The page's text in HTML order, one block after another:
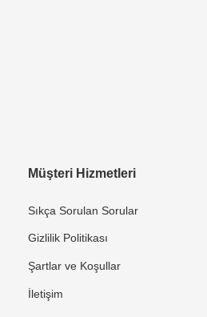
Müşteri Hizmetleri
Sıkça Sorulan Sorular
Gizlilik Politikası
Şartlar ve Koşullar
İletişim